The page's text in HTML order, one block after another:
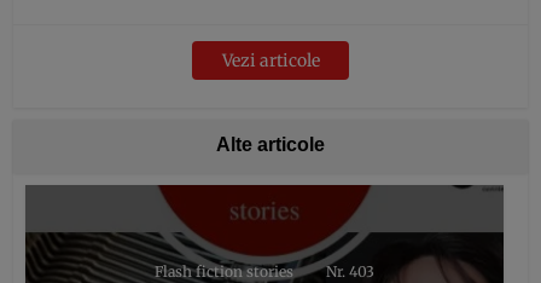
Vezi articole
Alte articole
Flash fiction stories Nr. 403